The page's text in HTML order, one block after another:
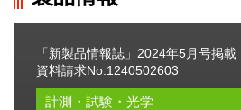
「新製品情報誌」2024年5月号掲載
資料請求No.1240502603
計測・試験・光学